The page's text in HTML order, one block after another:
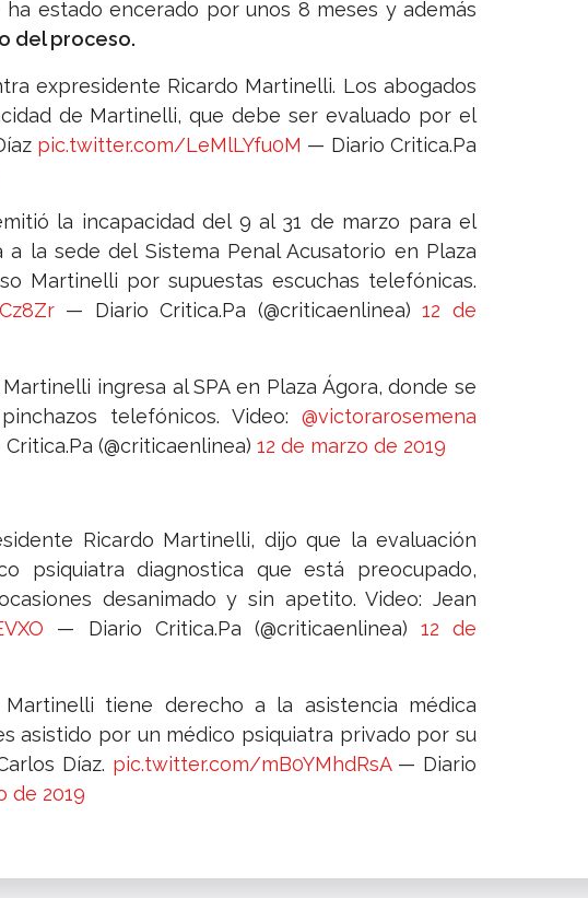
estado encerado por unos 8 meses y además
del proceso.
expresidente Ricardo Martinelli. Los abogados
de Martinelli, que debe ser evaluado por el
pic.twitter.com/LeMlLYfu0M — Diario Critica.Pa
la incapacidad del 9 al 31 de marzo para el
la sede del Sistema Penal Acusatorio en Plaza
Martinelli por supuestas escuchas telefónicas.
— Diario Critica.Pa (@criticaenlinea)12 de
ingresa al SPA en Plaza Ágora, donde se
telefónicos. Video: @victorarosemena
(@criticaenlinea) 12 de marzo de 2019
Ricardo Martinelli, dijo que la evaluación
psiquiatra diagnostica que está preocupado,
desanimado y sin apetito. Video: Jean
— Diario Critica.Pa (@criticaenlinea) 12 de
tiene derecho a la asistencia médica
asistido por un médico psiquiatra privado por su
Díaz. pic.twitter.com/mB0YMhdRsA— Diario
de 2019